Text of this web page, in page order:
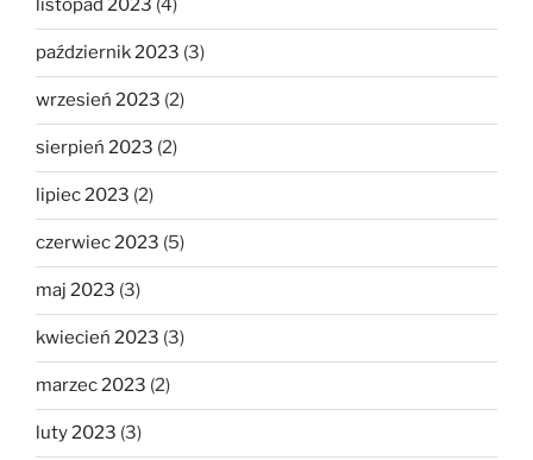
listopad 2023 (4)
październik 2023 (3)
wrzesień 2023 (2)
sierpień 2023 (2)
lipiec 2023 (2)
czerwiec 2023 (5)
maj 2023 (3)
kwiecień 2023 (3)
marzec 2023 (2)
luty 2023 (3)